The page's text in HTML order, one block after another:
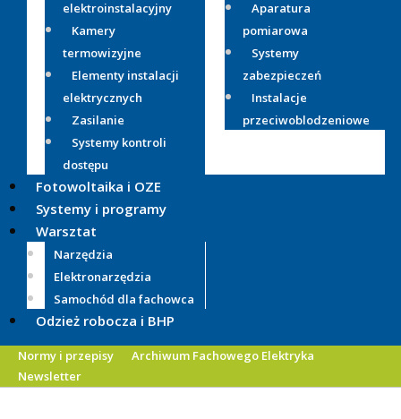
elektroinstalacyjny
Kamery
termowizyjne
Elementy instalacji
elektrycznych
Zasilanie
Systemy kontroli
dostępu
Aparatura
pomiarowa
Systemy
zabezpieczeń
Instalacje
przeciwoblodzeniowe
Fotowoltaika i OZE
Systemy i programy
Warsztat
Narzędzia
Elektronarzędzia
Samochód dla fachowca
Odzież robocza i BHP
Normy i przepisy
Archiwum Fachowego Elektryka
Newsletter